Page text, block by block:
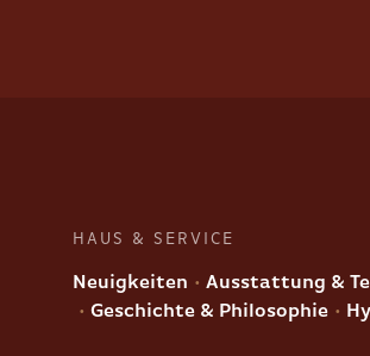
HAUS & SERVICE
Neuigkeiten Ausstattung &
Geschichte & Philosophie